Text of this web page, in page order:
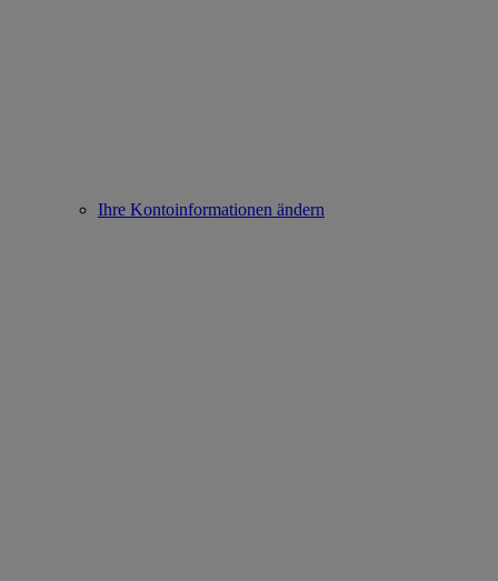
Ihre Kontoinformationen ändern